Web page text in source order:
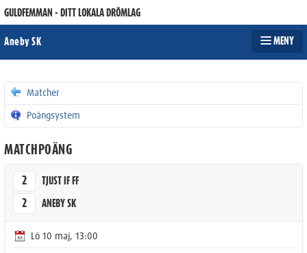
GULDFEMMAN - DITT LOKALA DRÖMLAG
Aneby SK MENY
Matcher
Poängsystem
MATCHPOÄNG
2 TJUST IF FF
2 ANEBY SK
Lö 10 maj, 13:00